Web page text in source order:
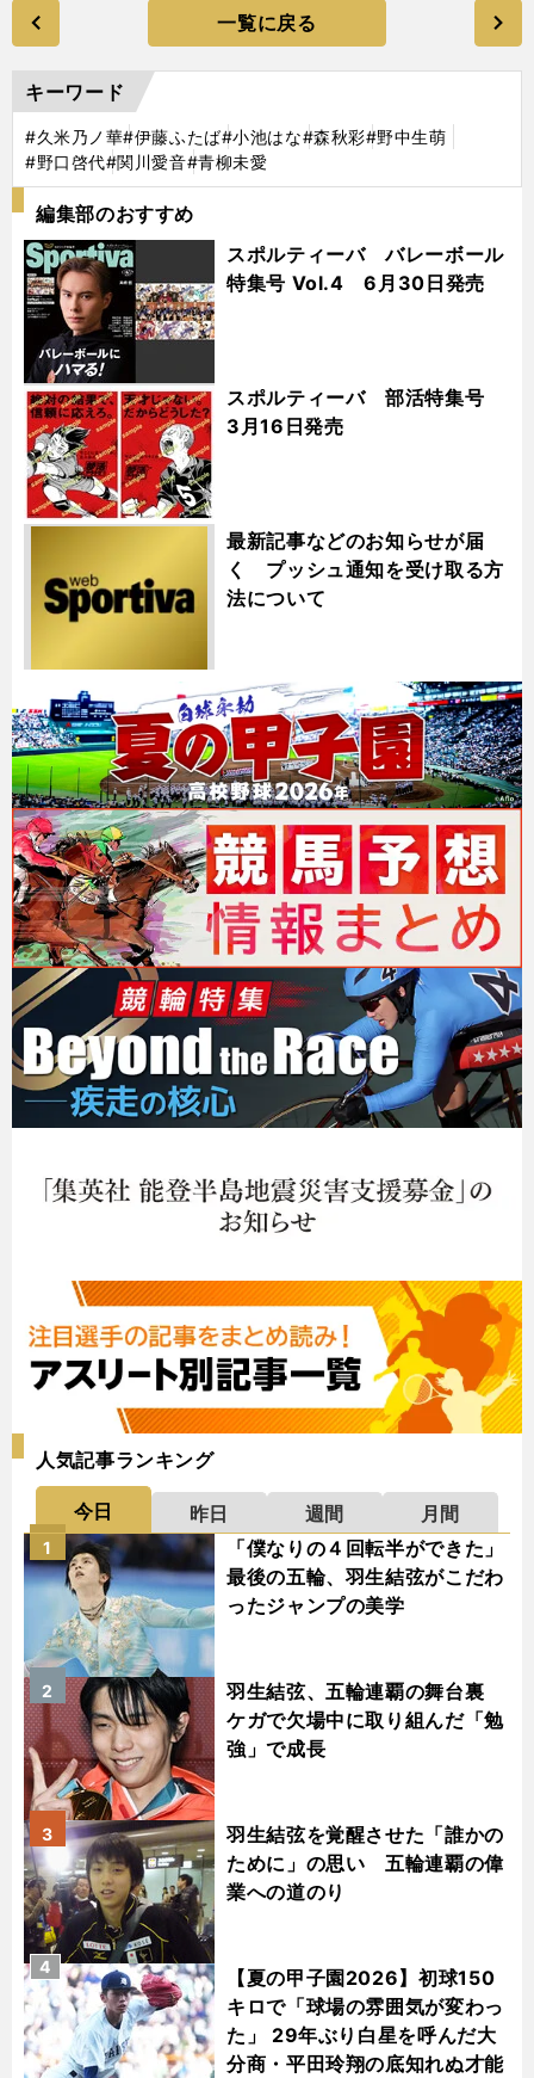
一覧に戻る
キーワード
#久米乃ノ華#伊藤ふたば#小池はな#森秋彩#野中生萌
#野口啓代#関川愛音#青柳未愛
編集部のおすすめ
スポルティーバ バレーボール
特集号 Vol.4 6月30日発売
スポルティーバ 部活特集号
3月16日発売
最新記事などのお知らせが届
く プッシュ通知を受け取る方
法について
人気記事ランキング
今日 昨日 週間
月間
「僕なりの４回転半ができた」
最後の五輪、羽生結弦がこだわ
ったジャンプの美学
1
羽生結弦、五輪連覇の舞台裏
ケガで欠場中に取り組んだ「勉
強」で成長
2
羽生結弦を覚醒させた「誰かの
ために」の思い 五輪連覇の偉
業への道のり
3
【夏の甲子園2026】初球150
キロで「球場の雰囲気が変わっ
た」 29年ぶり白星を呼んだ大
分商・平田玲翔の底知れぬ才能
4